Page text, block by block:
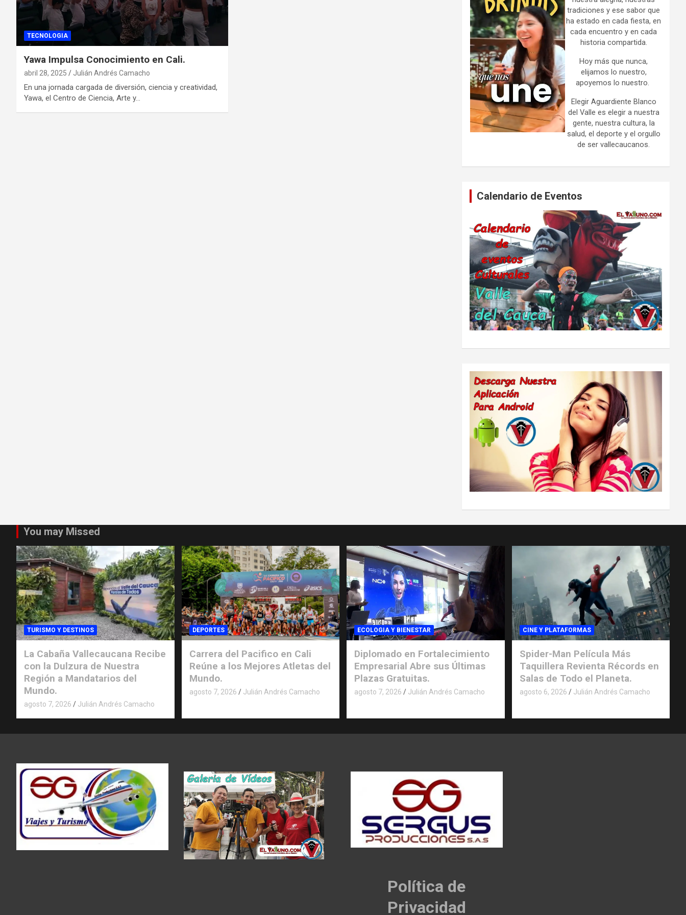
TECNOLOGIA
Yawa Impulsa Conocimiento en Cali.
abril 28, 2025 Julián Andrés Camacho
En una jornada cargada de diversión, ciencia y creatividad,
Yawa, el Centro de Ciencia, Arte y…
tradiciones y ese sabor que
ha estado en cada fiesta, en
cada encuentro y en cada
historia compartida.
Hoy más que nunca,
elijamos lo nuestro,
apoyemos lo nuestro.
Elegir Aguardiente Blanco
del Valle es elegir a nuestra
gente, nuestra cultura, la
salud, el deporte y el orgullo
de ser vallecaucanos.
Calendario de Eventos
You may Missed
TURISMO Y DESTINOS
La Cabaña Vallecaucana Recibe
con la Dulzura de Nuestra
Región a Mandatarios del
Mundo.
agosto 7, 2026 Julián Andrés Camacho
DEPORTES
Carrera del Pacifico en Cali
Reúne a los Mejores Atletas del
Mundo.
agosto 7, 2026 Julián Andrés Camacho
ECOLOGIA Y BIENESTAR
Diplomado en Fortalecimiento
Empresarial Abre sus Últimas
Plazas Gratuitas.
agosto 7, 2026 Julián Andrés Camacho
CINE Y PLATAFORMAS
Spider-Man Película Más
Taquillera Revienta Récords en
Salas de Todo el Planeta.
agosto 6, 2026 Julián Andrés Camacho
Política de
Privacidad